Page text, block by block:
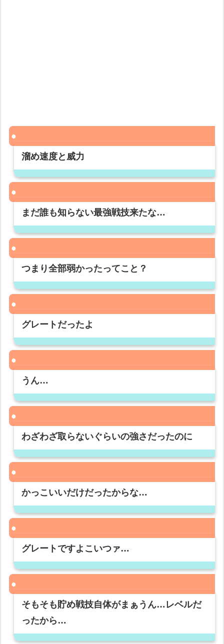
溜め速度と威力
まだ誰も知らない最強戦技来たな…
つまり全部弱かったってこと？
グレートだったよ
うん…
わざわざ取らないぐらいの強さだったのに
かっこいいだけだったからな…
グレートですよこいつァ…
そもそも貯め戦技自体がまぁうん…レベルだ
ったから…